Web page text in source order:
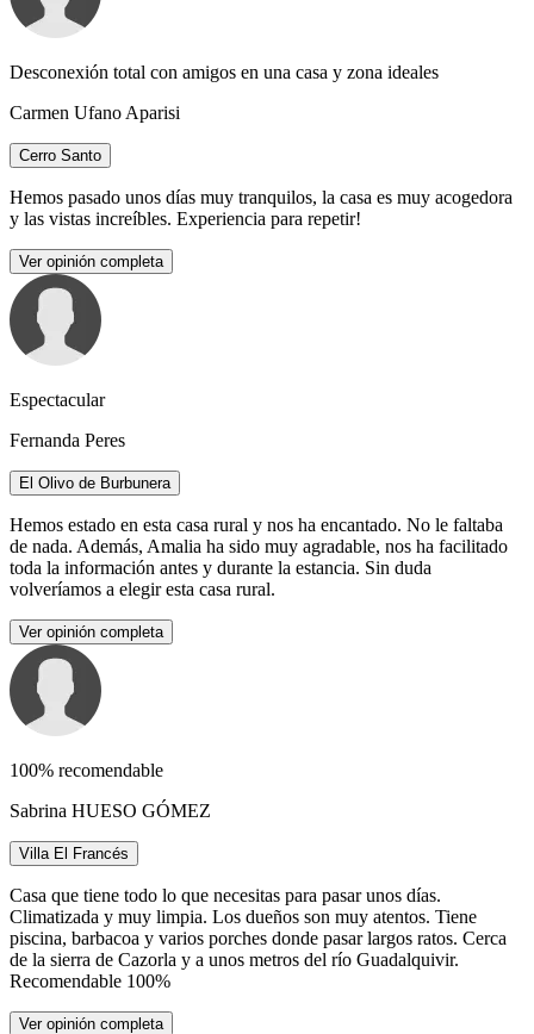
Desconexión total con amigos en una casa y zona ideales
Carmen Ufano Aparisi
Cerro Santo
Hemos pasado unos días muy tranquilos, la casa es muy acogedora
y las vistas increíbles. Experiencia para repetir!
Ver opinión completa
Espectacular
Fernanda Peres
El Olivo de Burbunera
Hemos estado en esta casa rural y nos ha encantado. No le faltaba
de nada. Además, Amalia ha sido muy agradable, nos ha facilitado
toda la información antes y durante la estancia. Sin duda
volveríamos a elegir esta casa rural.
Ver opinión completa
100% recomendable
Sabrina HUESO GÓMEZ
Villa El Francés
Casa que tiene todo lo que necesitas para pasar unos días.
Climatizada y muy limpia. Los dueños son muy atentos. Tiene
piscina, barbacoa y varios porches donde pasar largos ratos. Cerca
de la sierra de Cazorla y a unos metros del río Guadalquivir.
Recomendable 100%
Ver opinión completa